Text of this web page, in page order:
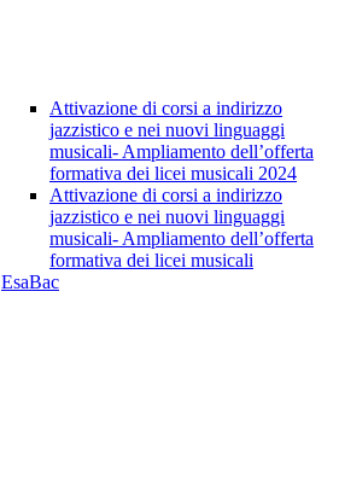
Attivazione di corsi a indirizzo
jazzistico e nei nuovi linguaggi
musicali- Ampliamento dell’offerta
formativa dei licei musicali 2024
Attivazione di corsi a indirizzo
jazzistico e nei nuovi linguaggi
musicali- Ampliamento dell’offerta
formativa dei licei musicali
EsaBac